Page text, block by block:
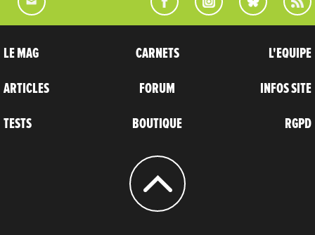
LE MAG
ARTICLES
TESTS
CARNETS
FORUM
BOUTIQUE
L'EQUIPE
INFOS SITE
RGPD